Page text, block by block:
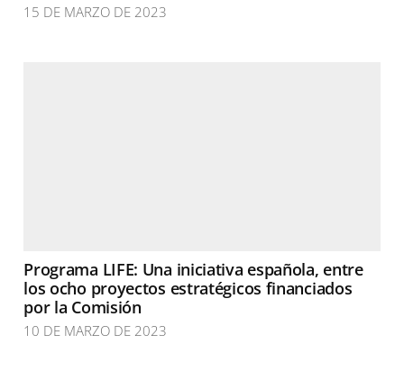
15 DE MARZO DE 2023
Programa LIFE: Una iniciativa española, entre
los ocho proyectos estratégicos financiados
por la Comisión
10 DE MARZO DE 2023